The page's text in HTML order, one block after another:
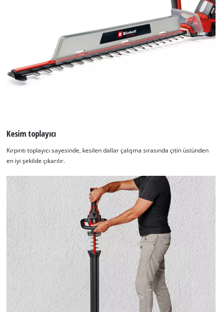
Kesim toplayıcı
Kırpıntı toplayıcı sayesinde, kesilen dallar çalışma sırasında çitin üstünden
en iyi şekilde çıkarılır.